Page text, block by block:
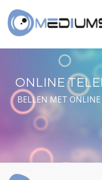
ONLINE
BELLEN MET